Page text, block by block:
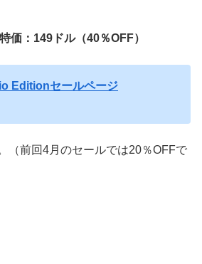
価：149ドル（40％OFF）
Editionセールページ
（前回4月のセールでは20％OFFで